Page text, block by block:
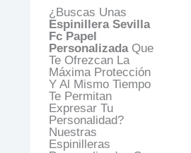
¿Buscas Unas
Espinillera Sevilla
Fc Papel
PersonalizadaQue
Te Ofrezcan La
Máxima Protección
Y Al Mismo Tiempo
Te Permitan
Expresar Tu
Personalidad?
Nuestras
Espinilleras